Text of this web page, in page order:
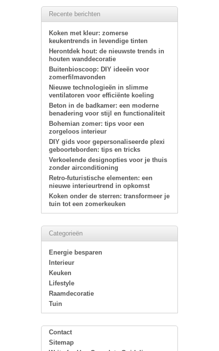
Recente berichten
Koken met kleur: zomerse
keukentrends in levendige tinten
Herontdek hout: de nieuwste trends in
houten wanddecoratie
Buitenbioscoop: DIY ideeën voor
zomerfilmavonden
Nieuwe technologieën in slimme
ventilatoren voor efficiënte koeling
Beton in de badkamer: een moderne
benadering voor stijl en functionaliteit
Bohemian zomer: tips voor een
zorgeloos interieur
DIY gids voor gepersonaliseerde plexi
geboorteborden: tips en tricks
Verkoelende designopties voor je thuis
zonder airconditioning
Retro-futuristische elementen: een
nieuwe interieurtrend in opkomst
Koken onder de sterren: transformeer je
tuin tot een zomerkeuken
Categorieën
Energie besparen
Interieur
Keuken
Lifestyle
Raamdecoratie
Tuin
Contact
Sitemap